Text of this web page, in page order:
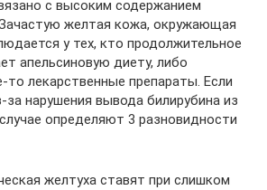
с высоким содержанием
желтая кожа, окружающая
у тех, кто продолжительное
апельсиновую диету, либо
то лекарственные препараты. Если
нарушения вывода билирубина из
определяют 3 разновидности
желтуха ставят при слишком